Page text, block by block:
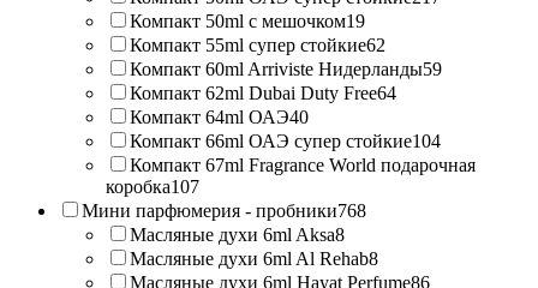
Компакт 50ml с мешочком19
Компакт 55ml супер стойкие62
Компакт 60ml Arriviste Нидерланды59
Компакт 62ml Dubai Duty Free64
Компакт 64ml ОАЭ40
Компакт 66ml ОАЭ супер стойкие104
Компакт 67ml Fragrance World подарочная
коробка107
Мини парфюмерия - пробники768
Масляные духи 6ml Aksa8
Масляные духи 6ml Al Rehab8
Масляные духи 6ml Hayat Perfume86